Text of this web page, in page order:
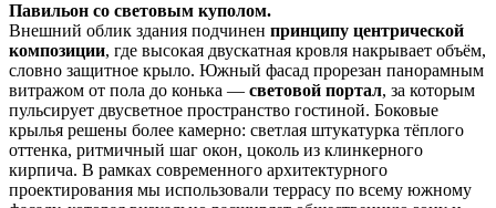
Павильон со световым куполом.
Внешний облик здания подчинен принципу центрической
композиции, где высокая двускатная кровля накрывает объём,
словно защитное крыло. Южный фасад прорезан панорамным
витражом от пола до конька — световой портал, за которым
пульсирует двусветное пространство гостиной. Боковые
крылья решены более камерно: светлая штукатурка тёплого
оттенка, ритмичный шаг окон, цоколь из клинкерного
кирпича. В рамках современного архитектурного
проектирования мы использовали террасу по всему южному